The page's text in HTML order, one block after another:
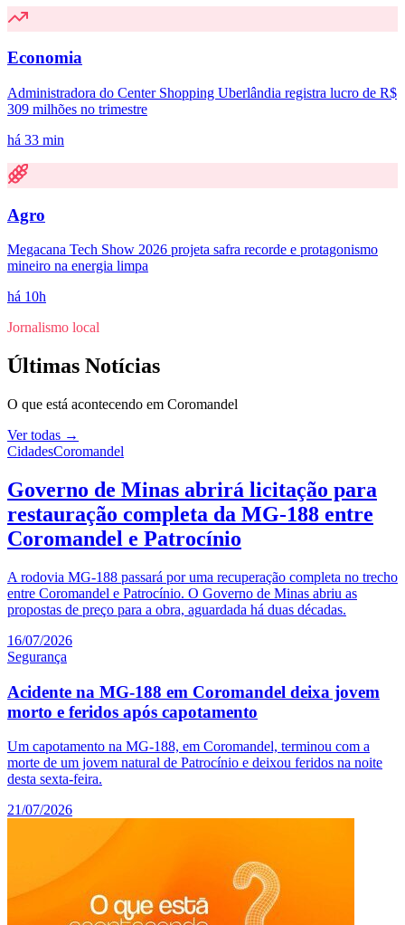
Economia
Administradora do Center Shopping Uberlândia registra lucro de R$
309 milhões no trimestre
há 33 min
Agro
Megacana Tech Show 2026 projeta safra recorde e protagonismo
mineiro na energia limpa
há 10h
Jornalismo local
Últimas Notícias
O que está acontecendo em Coromandel
Ver todas →
CidadesCoromandel
Governo de Minas abrirá licitação para
restauração completa da MG-188 entre
Coromandel e Patrocínio
A rodovia MG-188 passará por uma recuperação completa no trecho
entre Coromandel e Patrocínio. O Governo de Minas abriu as
propostas de preço para a obra, aguardada há duas décadas.
16/07/2026
Segurança
Acidente na MG-188 em Coromandel deixa jovem
morto e feridos após capotamento
Um capotamento na MG-188, em Coromandel, terminou com a
morte de um jovem natural de Patrocínio e deixou feridos na noite
desta sexta-feira.
21/07/2026